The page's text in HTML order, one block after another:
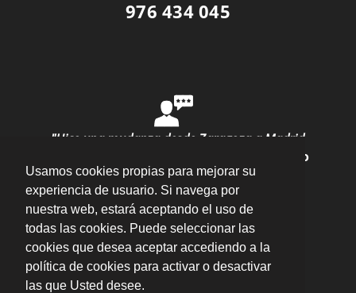
Usamos cookies propias para mejorar su
experiencia de usuario. Si navega por
nuestra web, estará aceptando el uso de
todas las cookies. Puede seleccionar las
cookies que desea aceptar accediendo a la
política de cookies para activar o desactivar
las que Usted desee.
976 434 045
"Hice una mudanza desde Zaragoza a Madrid
Ana Rubio
valoración 10/10
Enviar opinión